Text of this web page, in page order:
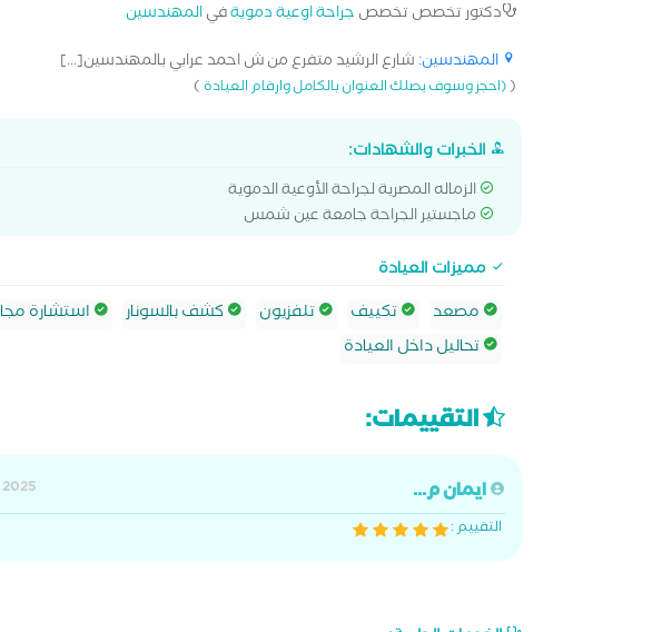
دكتور تخصص تخصص جراحة اوعية دمويةفيالمهندسين
المهندسين: شارع الرشيد متفرع من ش احمد عرابي بالمهندسين[...]
((احجز وسوف يصلك العنوان بالكامل وارقام العيادة)
الخبرات والشهادات:
الزماله المصرية لجراحة الأوعية الدموية
ماجستير الجراحة جامعة عين شمس
مميزات العيادة
مصعد
تكييف تلفزيون كشف بالسونار استشارة
تحاليل داخل العيادة
التقييمات:
ايمان م...
2025
التقييم :